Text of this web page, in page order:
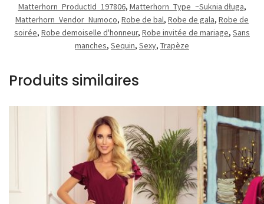
Matterhorn_ProductId_197806, Matterhorn_Type_~Suknia długa,
Matterhorn_Vendor_Numoco, Robe de bal, Robe de gala, Robe de
soirée, Robe demoiselle d'honneur, Robe invitée de mariage, Sans
manches, Sequin, Sexy, Trapèze
Produits similaires